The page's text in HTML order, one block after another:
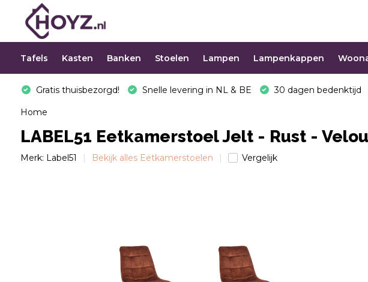
Tafels Kasten Banken Stoelen Lampen Lampenkappen
Gratis thuisbezorgd! Snelle levering in NL & BE 30 dagen bedenktijd
Home
LABEL51 Eetkamerstoel Jelt - Rust -
Merk: Label51 Bekijk alles Eetkamerstoelen Vergelijk